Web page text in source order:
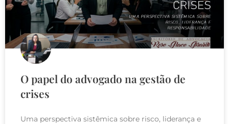
O papel do advogado na gestão de
crises
Uma perspectiva sistêmica sobre risco, liderança e